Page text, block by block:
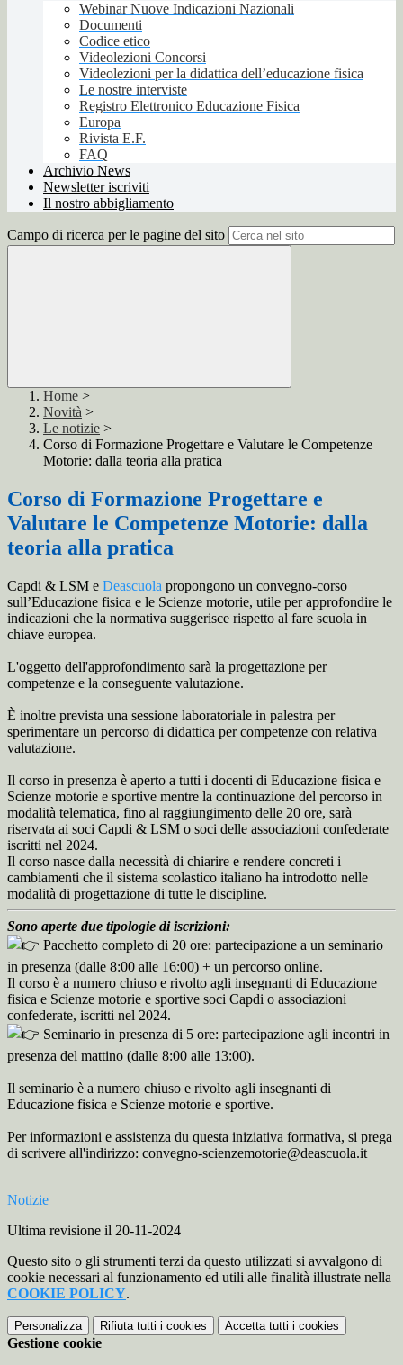
Webinar Nuove Indicazioni Nazionali
Documenti
Codice etico
Videolezioni Concorsi
Videolezioni per la didattica dell’educazione fisica
Le nostre interviste
Registro Elettronico Educazione Fisica
Europa
Rivista E.F.
FAQ
Archivio News
Newsletter iscriviti
Il nostro abbigliamento
Campo di ricerca per le pagine del sito
Home >
Novità >
Le notizie >
Corso di Formazione Progettare e Valutare le Competenze
Motorie: dalla teoria alla pratica
Corso di Formazione Progettare e
Valutare le Competenze Motorie: dalla
teoria alla pratica
Capdi & LSM e Deascuola propongono un convegno-corso
sull’Educazione fisica e le Scienze motorie, utile per approfondire le
indicazioni che la normativa suggerisce rispetto al fare scuola in
chiave europea.
L'oggetto dell'approfondimento sarà la progettazione per
competenze e la conseguente valutazione.
È inoltre prevista una sessione laboratoriale in palestra per
sperimentare un percorso di didattica per competenze con relativa
valutazione.
Il corso in presenza è aperto a tutti i docenti di Educazione fisica e
Scienze motorie e sportive mentre la continuazione del percorso in
modalità telematica, fino al raggiungimento delle 20 ore, sarà
riservata ai soci Capdi & LSM o soci delle associazioni confederate
iscritti nel 2024.
Il corso nasce dalla necessità di chiarire e rendere concreti i
cambiamenti che il sistema scolastico italiano ha introdotto nelle
modalità di progettazione di tutte le discipline.
Sono aperte due tipologie di iscrizioni:
Pacchetto completo di 20 ore: partecipazione a un seminario
in presenza (dalle 8:00 alle 16:00) + un percorso online.
Il corso è a numero chiuso e rivolto agli insegnanti di Educazione
fisica e Scienze motorie e sportive soci Capdi o associazioni
confederate, iscritti nel 2024.
Seminario in presenza di 5 ore: partecipazione agli incontri in
presenza del mattino (dalle 8:00 alle 13:00).
Il seminario è a numero chiuso e rivolto agli insegnanti di
Educazione fisica e Scienze motorie e sportive.
Per informazioni e assistenza du questa iniziativa formativa, si prega
di scrivere all'indirizzo: convegno-scienzemotorie@deascuola.it
Notizie
Ultima revisione il 20-11-2024
Questo sito o gli strumenti terzi da questo utilizzati si avvalgono di
cookie necessari al funzionamento ed utili alle finalità illustrate nella
COOKIE POLICY.
Personalizza Rifiuta tutti i cookies Accetta tutti i cookies
Gestione cookie